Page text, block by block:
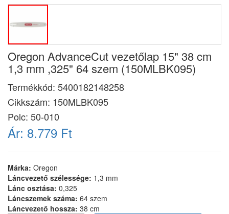
Oregon AdvanceCut vezetőlap 15" 38 cm
1,3 mm ,325" 64 szem (150MLBK095)
Termékkód: 5400182148258
Cikkszám: 150MLBK095
Polc: 50-010
Ár: 8.779 Ft
Márka: Oregon
Láncvezető szélessége: 1,3 mm
Lánc osztása: 0,325
Láncszemek száma: 64 szem
Láncvezető hossza: 38 cm